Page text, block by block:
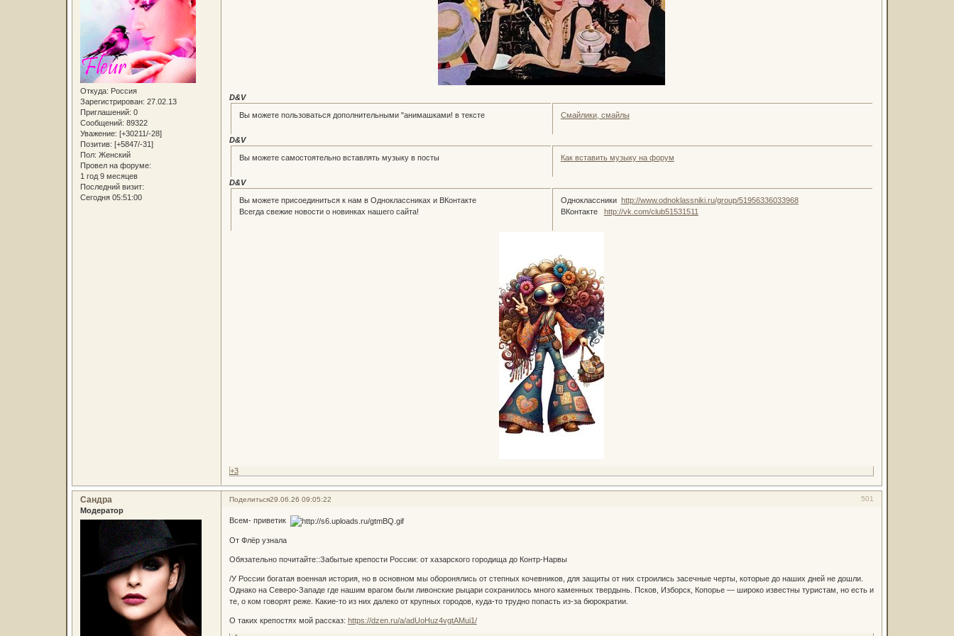
Откуда: Россия
Зарегистрирован: 27.02.13
Приглашений: 0
Сообщений: 89322
Уважение: [+30211/-28]
Позитив: [+5847/-31]
Пол: Женский
Провел на форуме:
1 год 9 месяцев
Последний визит:
Сегодня 05:51:00
D&V
Вы можете пользоваться дополнительными "анимашками! в тексте Смайлики, смайлы
D&V
Вы можете самостоятельно вставлять музыку в посты Как вставить музыку на форум
D&V
Вы можете присоединиться к нам в Одноклассниках и ВКонтакте
Всегда свежие новости о новинках нашего сайта!
Одноклассники http://www.odnoklassniki.ru/group/51956336033968
ВКонтакте http://vk.com/club51531511
+3
Поделиться 501
29.06.26 09:05:22
Сандра
Модератор
Всем- приветик
От Флёр узнала
Обязательно почитайте::Забытые крепости России: от хазарского городища до Контр-Нарвы
/У России богатая военная история, но в основном мы оборонялись от степных кочевников, для защиты от них строились засечные черты, которые до наших дней не дошли.
Однако на Северо-Западе где нашим врагом были ливонские рыцари сохранилось много каменных твердынь. Псков, Изборск, Копорье — широко известны туристам, но есть и
те, о ком говорят реже. Какие-то из них далеко от крупных городов, куда-то трудно попасть из-за бюрократии.
О таких крепостях мой рассказ: https://dzen.ru/a/adUoHuz4vgtAMui1/